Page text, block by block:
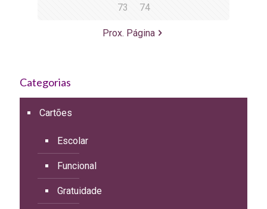
73
74
Prox. Página
Categorias
Cartões
Escolar
Funcional
Gratuidade